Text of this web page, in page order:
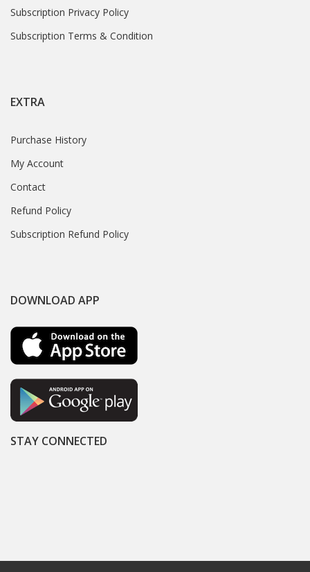
Subscription Privacy Policy
Subscription Terms & Condition
EXTRA
Purchase History
My Account
Contact
Refund Policy
Subscription Refund Policy
DOWNLOAD APP
STAY CONNECTED